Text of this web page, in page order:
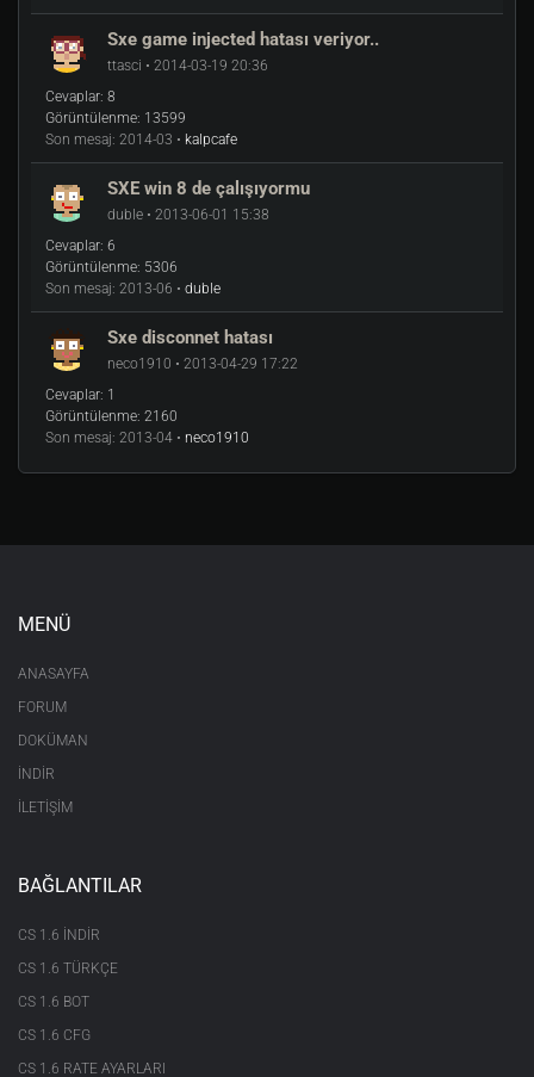
Sxe game injected hatası veriyor..
ttasci • 2014-03-19 20:36
Cevaplar: 8
Görüntülenme: 13599
Son mesaj: 2014-03 • kalpcafe
SXE win 8 de çalışıyormu
duble • 2013-06-01 15:38
Cevaplar: 6
Görüntülenme: 5306
Son mesaj: 2013-06 • duble
Sxe disconnet hatası
neco1910 • 2013-04-29 17:22
Cevaplar: 1
Görüntülenme: 2160
Son mesaj: 2013-04 • neco1910
MENÜ
ANASAYFA
FORUM
DOKÜMAN
İNDİR
İLETİŞİM
BAĞLANTILAR
CS 1.6 INDIR
CS 1.6 TÜRKÇE
CS 1.6 BOT
CS 1.6 CFG
CS 1.6 RATE AYARLARI